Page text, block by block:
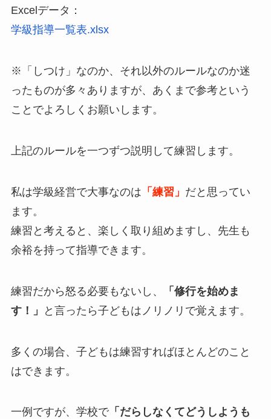
Excelデータ：
学級指導一覧表.xlsx
※「しつけ」なのか、それ以外のルールなのか迷
ったものが多々ありますが、あくまで参考という
ことでよろしくお願いします。
上記のルールを一つずつ説明して練習します。
私は学級経営で大事なのは 「練習」 だと思ってい
ます。
練習と考えると、楽しく取り組めますし、先生も
余裕を持って指導できます。
練習だから怒る必要もないし、
「修行を始めま
す！」
と言ったら子どもはノリノリで覚えます。
多くの場合、子どもは練習すればほとんどのこと
はできます。
一例ですが、学校で「だらしなくてどうしようも